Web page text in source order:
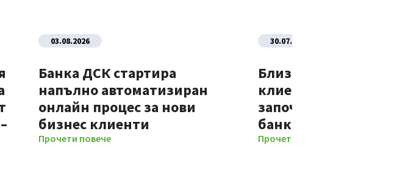
03.08.2026
Банка ДСК стартира
напълно автоматизиран
онлайн процес за нови
бизнес клиенти
Прочети повече
30.07.2026
Близо 70% от новите
клиенти на Банка ДСК
започват отношенията
банката изцяло
Прочети повече